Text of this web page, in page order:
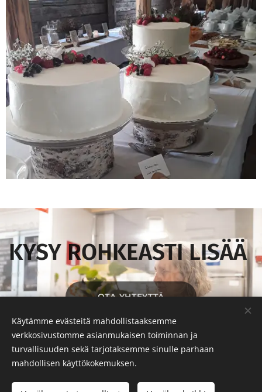
KYSY ROHKEASTI LISÄÄ
OTA YHTEYTTÄ
Juhlapalvelu Enni-Inkeri
Käyttöehdot|Tietosuojakäytäntö
Käytämme evästeitä mahdollistaaksemme
verkkosivustomme asianmukaisen toiminnan ja
turvallisuuden sekä tarjotaksemme sinulle parhaan
mahdollisen käyttökokemuksen.